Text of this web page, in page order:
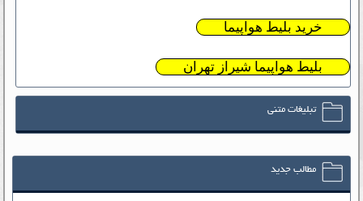
خرید بلیط هواپیما
بلیط هواپیما شیراز تهران
تبلیغات متنی
مطالب جدید